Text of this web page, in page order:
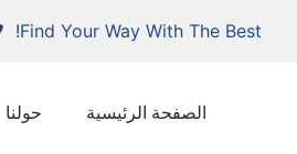
Find Your Way With The Best!
الصفحة الرئيسية حولنا